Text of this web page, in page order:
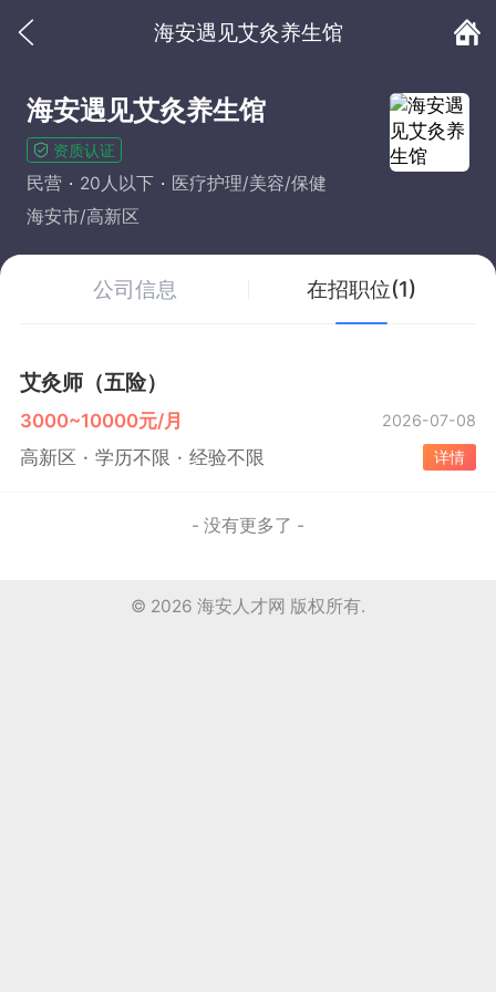
海安遇见艾灸养生馆
海安遇见艾灸养生馆
资质认证
民营 20人以下
医疗护理/美容/保健
海安市/高新区
公司信息 在招职位(1)
艾灸师（五险）
3000~10000元/月 2026-07-08
高新区 学历不限 经验不限 详情
- 没有更多了 -
© 2026 海安人才网 版权所有.